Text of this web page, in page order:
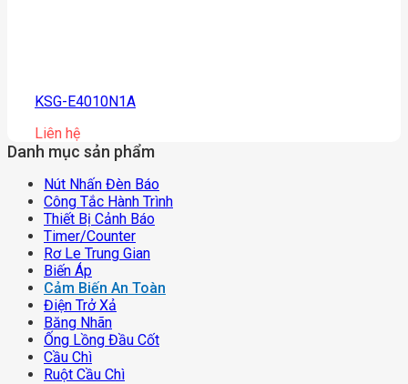
KSG-E4010N1A
Liên hệ
Danh mục sản phẩm
Nút Nhấn Đèn Báo
Công Tắc Hành Trình
Thiết Bị Cảnh Báo
Timer/counter
Rơ Le Trung Gian
Biến Áp
Cảm Biến An Toàn
Điện Trở Xả
Băng Nhãn
Ống Lồng Đầu Cốt
Cầu Chì
Ruột Cầu Chì